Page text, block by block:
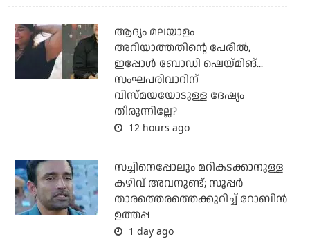
ആദ്യം മലയാളം
അറിയാത്തതിന്റെ പേരില്‍,
ഇപ്പോള്‍ ബോഡി ഷെയ്മിങ്...
സംഘപരിവാറിന്
വിസ്മയയോടുള്ള ദേഷ്യം
തീരുന്നില്ലേ?
12 hours ago
സച്ചിനെപ്പോലും മറികടക്കാനുള്ള
കഴിവ് അവനുണ്ട്; സൂപ്പര്‍
താരത്തെരത്തെക്കുറിച്ച് റോബിന്‍
ഉത്തപ്പ
1 day ago